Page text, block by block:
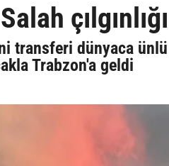
çılgınlığı
transferi dünyaca
Trabzon'a geldi